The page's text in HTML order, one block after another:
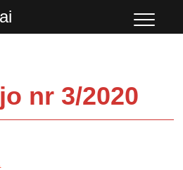
nr 3/2020